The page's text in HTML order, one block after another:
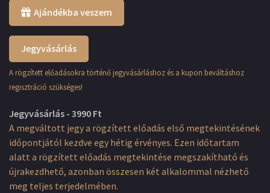
Ajándékba veszem
Jegyvásárlás
A rögzített előadásokra történő jegyvásárláshoz és a kupon beváltáshoz
regisztráció szükséges!
Jegyvásárlás - 3990 Ft
A megváltott jegy a rögzített előadás első megtekintésének
időpontjától kezdve egy hétig érvényes. Ezen időtartam
alatt a rögzített előadás megtekintése megszakítható és
újrakezdhető, azonban összesen két alkalommal nézhető
meg teljes terjedelmében.